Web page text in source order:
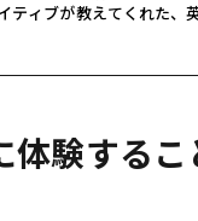
ティブが教えてくれた、
体験する